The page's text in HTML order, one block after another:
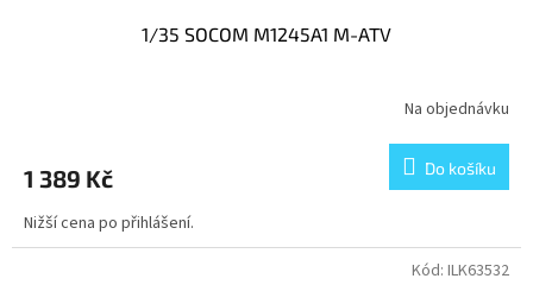
1/35 SOCOM M1245A1 M-ATV
Na objednávku
1 389 Kč Do košíku
Nižší cena po přihlášení.
Kód: ILK63532